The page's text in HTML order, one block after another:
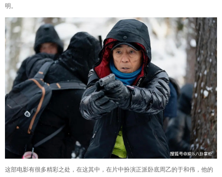
明。
这部电影有很多精彩之处，在这其中，在片中扮演正派卧底周乙的于和伟，他的